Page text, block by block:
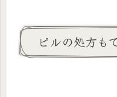
ピルの処方も